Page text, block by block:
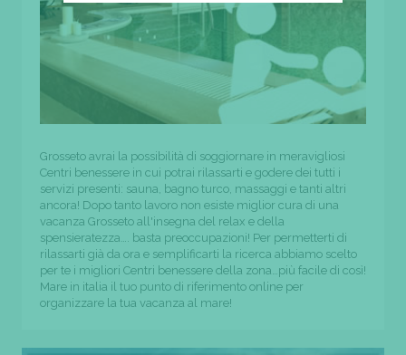
Grosseto avrai la possibilità di soggiornare in meravigliosi
Centri benessere in cui potrai rilassarti e godere dei tutti i
servizi presenti: sauna, bagno turco, massaggi e tanti altri
ancora! Dopo tanto lavoro non esiste miglior cura di una
vacanza Grosseto all'insegna del relax e della
spensieratezza…. basta preoccupazioni! Per permetterti di
rilassarti già da ora e semplificarti la ricerca abbiamo scelto
per te i migliori Centri benessere della zona…più facile di così!
Mare in italia il tuo punto di riferimento online per
organizzare la tua vacanza al mare!